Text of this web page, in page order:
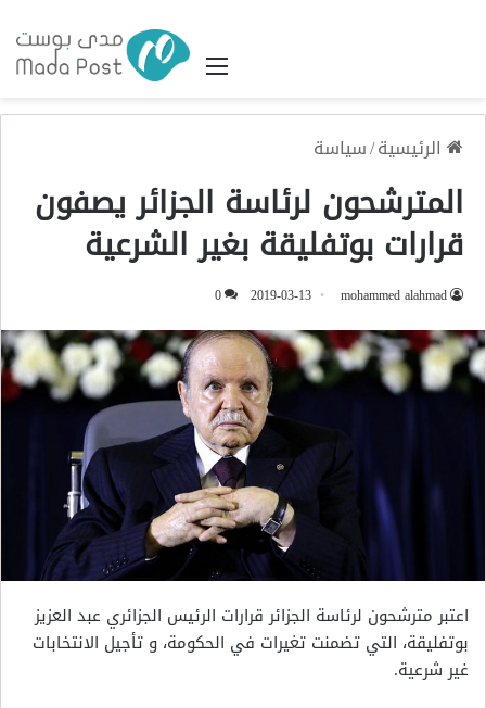
القائمة
الرئيسية/سياسة
المترشحون لرئاسة الجزائر يصفون
قرارات بوتفليقة بغير الشرعية
mohammed alahmad
2019-03-13
0
اعتبر مترشحون لرئاسة الجزائر قرارات الرئيس الجزائري عبد العزيز
بوتفليقة، التي تضمنت تغيرات في الحكومة، و تأجيل الانتخابات
غير شرعية.